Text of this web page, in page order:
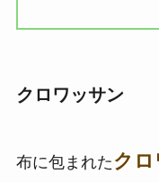
クロワッサン
布に包まれた ク